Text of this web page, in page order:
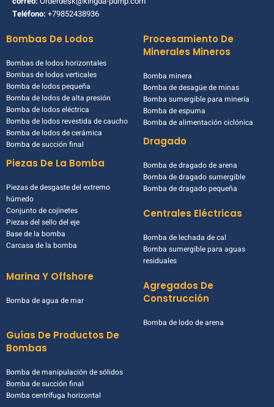
Teléfono: +79852438936
Bombas De Lodos
Bombas de lodos horizontales
Bombas de lodos verticales
Bomba de lodos pequeña
Bomba de lodos de alta presión
Bomba de lodos eléctrica
Bomba de lodos revestida de caucho
Bomba de lodos de cerámica
Bomba de succión final
Piezas De La Bomba
Piezas de desgaste del extremo
húmedo
Conjunto de cojinetes
Piezas del sello del eje
Base de la bomba
Carcasa de la bomba
Marina Y Offshore
Bomba de agua de mar
Procesamiento De
Minerales Mineros
Bomba minera
Bomba de desagüe de minas
Bomba sumergible para minería
Bomba de espuma
Bomba de alimentación ciclónica
Dragado
Bomba de dragado de arena
Bomba de dragado sumergible
Bomba de dragado pequeña
Centrales Eléctricas
Bomba de lechada de cal
Bomba sumergible para aguas
residuales
Agregados De
Construcción
Bomba de lodo de arena
Guías De Productos De
Bombas
Bomba de manipulación de sólidos
Bomba de succión final
Bomba centrífuga horizontal